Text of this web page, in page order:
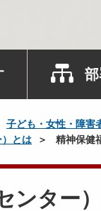
子ども・女性・障害
とは
精神保健
ンター